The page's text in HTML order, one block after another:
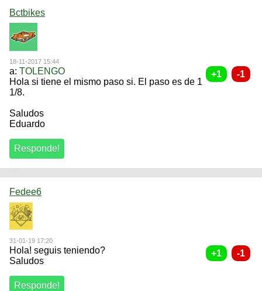
Bctbikes
18-11-2017 15:44
a: TOLENGO
Hola si tiene el mismo paso si. El paso es de 1
1/8.
Saludos
Eduardo
Fedee6
31-01-19 17:20
Hola! seguis teniendo?
Saludos